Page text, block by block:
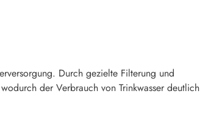
Durch gezielte Filterung und
der Verbrauch von Trinkwasser deutlich